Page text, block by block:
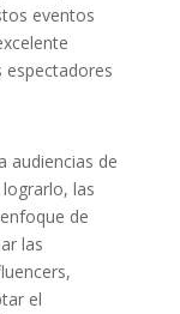
eventos
espectadores
audiencias de
las
de
las
el